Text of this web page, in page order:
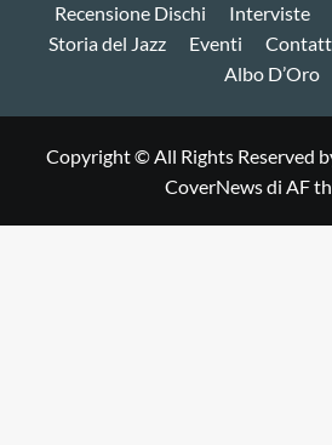
Recensione Dischi
Interviste
Storia del Jazz
Eventi
Albo D’Oro
Copyright © All Rights Reserved
CoverNewsdi AF